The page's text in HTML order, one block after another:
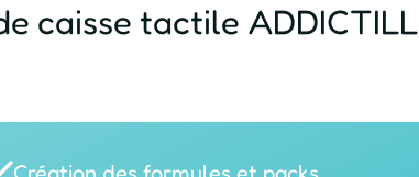
caisse tactile ADDICTILL